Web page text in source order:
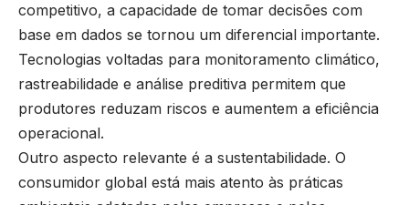
competitivo, a capacidade de tomar decisões com
base em dados se tornou um diferencial importante.
Tecnologias voltadas para monitoramento climático,
rastreabilidade e análise preditiva permitem que
produtores reduzam riscos e aumentem a eficiência
operacional.
Outro aspecto relevante é a sustentabilidade. O
consumidor global está mais atento às práticas